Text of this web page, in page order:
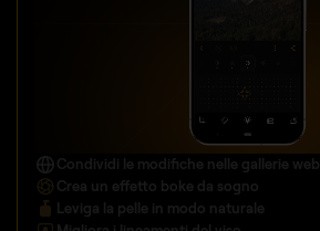
Condividi le modifiche nelle gallerie web
Crea un effetto boke da sogno
Leviga la pelle in modo naturale